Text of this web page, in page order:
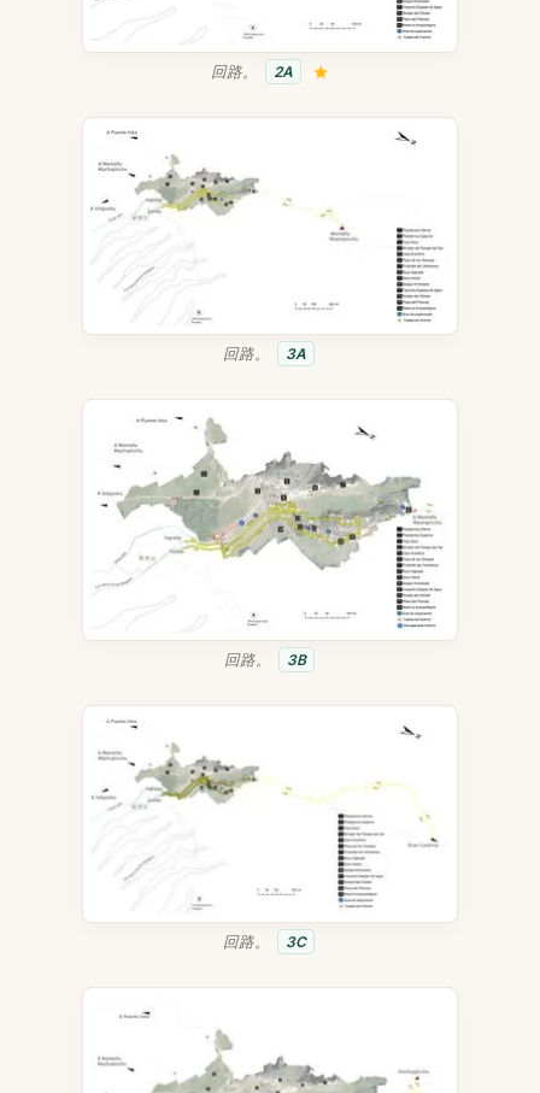
回路。 2A
回路。 3A
回路。 3B
回路。 3C